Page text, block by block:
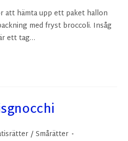
att hämta upp ett paket hallon
med fryst broccoli. Insåg
ett tag…
/ Smårätter